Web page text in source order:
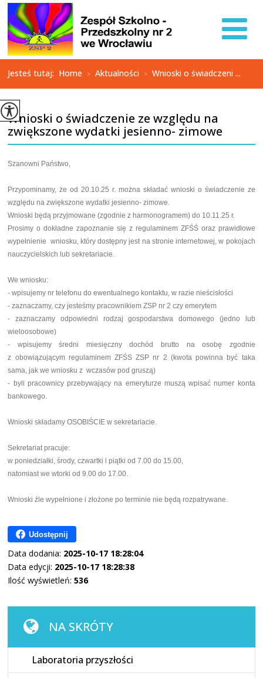
Jesteś tutaj: Home > Aktualności > Wnioski o świadczeni ...
Wnioski o świadczenie ze względu na
zwiększone wydatki jesienno- zimowe
Szanowni Państwo,
Przypominamy, że od 20.10.25 r. można składać wnioski o świadczenie ze
względu na zwiększone wydatki jesienno- zimowe.
Wnioski będą przyjmowane (zgodnie z harmonogramem) do 10.11.25 r.
Prosimy o dokładne zapoznanie się z regulaminem ZFŚŚ oraz prawidłowe
wypełnienie wniosku, który dostępny jest na stronie internetowej, w pokojach
nauczycielskich lub sekretariacie.
We wniosku:
- wpisujemy nr telefonu do ewentualnego kontaktu, w razie nieścisłości
- zaznaczamy, czy jesteśmy pracownikiem ZSP nr 2 czy emerytem
- zaznaczamy odpowiedni rodzaj gospodarstwa domowego (jedno lub
wieloosobowe)
- wpisujemy średni miesięczny dochód brutto na osobę zgodnie
z obowiązującym regulaminem ZFŚS ZSP nr 2 (kwota powinna być taka
sama, jak we wniosku z wczasów pod gruszą)
- byli pracownicy przebywający na emeryturze muszą wpisać numer konta
bankowego.
Wnioski składamy OSOBIŚCIE w sekretariacie.
Sekretariat pracuje:
w poniedziałki, środy, czwartki i piątki od 7.00 do 15.00,
natomiast we wtorki od 9.00 do 17.00.
Wnioski źle wypełnione i złożone po terminie nie będą rozpatrywane.
Udostępnij
Data dodania: 2025-10-17 18:28:04
Data edycji: 2025-10-17 18:28:38
Ilość wyświetleń:536
NA SKRÓTY
Laboratoria przyszłości